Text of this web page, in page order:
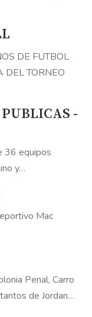
DE FUTBOL
DEL TORNEO
-
36 equipos
y…
Mac
Penal, Carro
de Jordan…